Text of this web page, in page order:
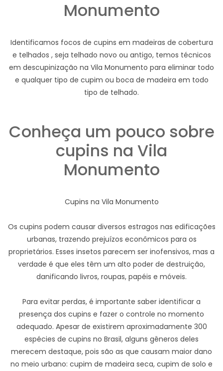
Monumento
Identificamos focos de cupins em madeiras de cobertura
e telhados , seja telhado novo ou antigo, temos técnicos
em descupinização na Vila Monumento para eliminar todo
e qualquer tipo de cupim ou boca de madeira em todo
tipo de telhado.
Conheça um pouco sobre
cupins na Vila
Monumento
Cupins na Vila Monumento
Os cupins podem causar diversos estragos nas edificações
urbanas, trazendo prejuízos econômicos para os
proprietários. Esses insetos parecem ser inofensivos, mas a
verdade é que eles têm um alto poder de destruição,
danificando livros, roupas, papéis e móveis.
Para evitar perdas, é importante saber identificar a
presença dos cupins e fazer o controle no momento
adequado. Apesar de existirem aproximadamente 300
espécies de cupins no Brasil, alguns gêneros deles
merecem destaque, pois são as que causam maior dano
no meio urbano: cupim de madeira seca, cupim de solo e